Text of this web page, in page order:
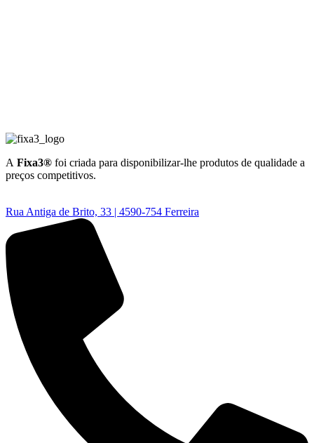
A Fixa3® foi criada para disponibilizar-lhe produtos de qualidade a
preços competitivos.
Rua Antiga de Brito, 33 | 4590-754 Ferreira